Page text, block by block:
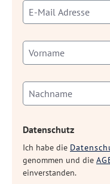
Datenschutz
Ich habe die
genommen und die
einverstanden.